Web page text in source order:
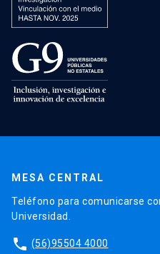
MESA CENTRAL
Teléfono para comunicarse
Universidad.
phone (56)95504 4000